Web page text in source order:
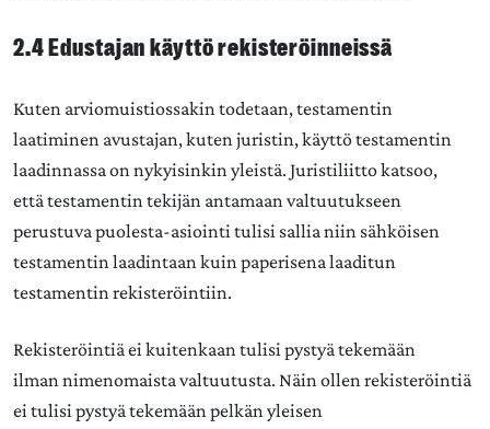
2.4 Edustajan käyttö rekisteröinneissä
Kuten arviomuistiossakin todetaan, testamentin
laatiminen avustajan, kuten juristin, käyttö testamentin
laadinnassa on nykyisinkin yleistä. Juristiliitto katsoo,
että testamentin tekijän antamaan valtuutukseen
perustuva puolesta-asiointi tulisi sallia niin sähköisen
testamentin laadintaan kuin paperisena laaditun
testamentin rekisteröintiin.
Rekisteröintiä ei kuitenkaan tulisi pystyä tekemään
ilman nimenomaista valtuutusta. Näin ollen rekisteröintiä
ei tulisi pystyä tekemään pelkän yleisen